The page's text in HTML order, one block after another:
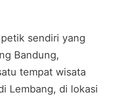
sendiri yang
Bandung,
tempat wisata
Lembang, di lokasi